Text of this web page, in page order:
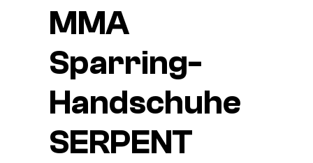
MMA
Sparring-
Handschuhe
SERPENT